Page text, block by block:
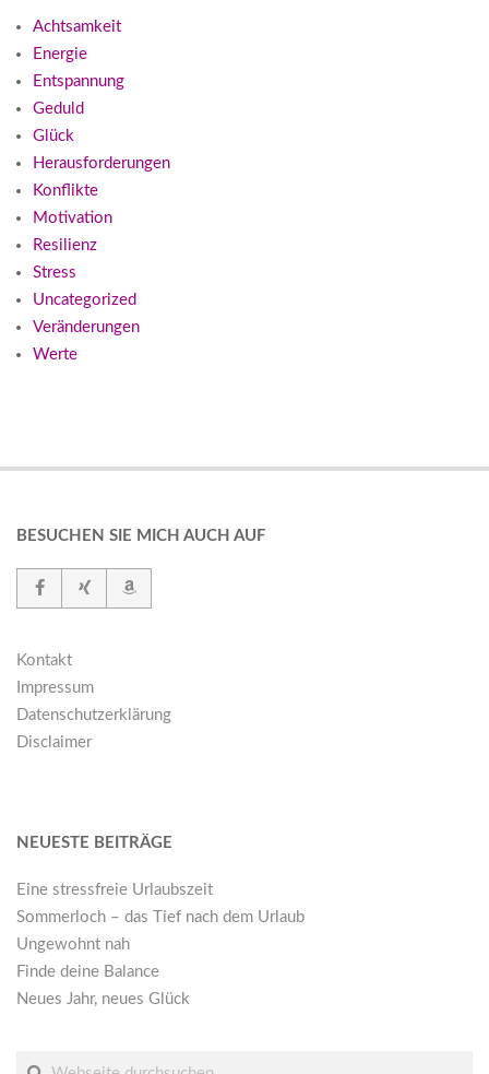
Achtsamkeit
Energie
Entspannung
Geduld
Glück
Herausforderungen
Konflikte
Motivation
Resilienz
Stress
Uncategorized
Veränderungen
Werte
BESUCHEN SIE MICH AUCH AUF
Kontakt
Impressum
Datenschutzerklärung
Disclaimer
NEUESTE BEITRÄGE
Eine stressfreie Urlaubszeit
Sommerloch – das Tief nach dem Urlaub
Ungewohnt nah
Finde deine Balance
Neues Jahr, neues Glück
Suche